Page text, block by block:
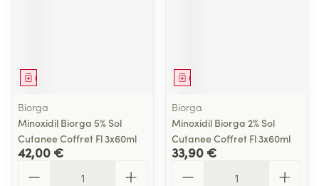
Médicament
Biorga
Minoxidil Biorga 5% Sol
Cutanee Coffret Fl 3x60ml
42,00 €
Médicament
Biorga
Minoxidil Biorga 2% Sol
Cutanee Coffret Fl 3x60ml
33,90 €